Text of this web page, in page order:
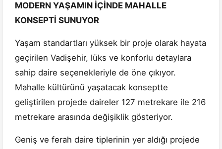
MODERN YAŞAMIN İÇİNDE MAHALLE
KONSEPTİ SUNUYOR
Yaşam standartları yüksek bir proje olarak hayata
geçirilen Vadişehir, lüks ve konforlu detaylara
sahip daire seçenekleriyle de öne çıkıyor.
Mahalle kültürünü yaşatacak konseptte
geliştirilen projede daireler 127 metrekare ile 216
metrekare arasında değişiklik gösteriyor.
Geniş ve ferah daire tiplerinin yer aldığı projede